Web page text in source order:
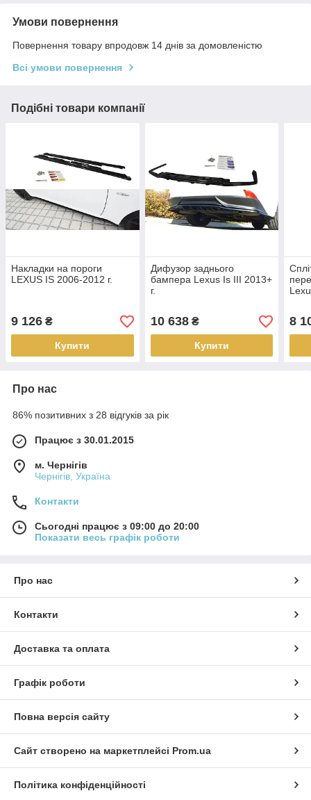
Умови повернення
Повернення товару впродовж 14 днів за домовленістю
Всі умови повернення
Подібні товари компанії
Накладки на пороги
LEXUS IS 2006-2012 г.
9 126 ₴
Купити
Дифузор заднього
бампера Lexus Is III 2013+
г.
10 638₴
Купити
8
Про нас
86% позитивних з 28 відгуків за рік
Працює з 30.01.2015
м. Чернігів
Чернігів, Україна
Контакти
Сьогодні працює з 09:00 до 20:00
Показати весь графік роботи
Про нас
Контакти
Доставка та оплата
Графік роботи
Повна версія сайту
Сайт створено на маркетплейсі Prom.ua
Політика конфіденційності